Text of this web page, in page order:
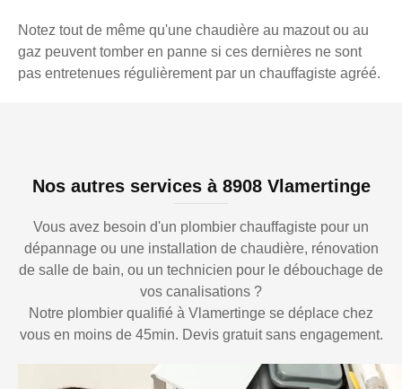
Notez tout de même qu'une chaudière au mazout ou au
gaz peuvent tomber en panne si ces dernières ne sont
pas entretenues régulièrement par un chauffagiste agréé.
Nos autres services à 8908 Vlamertinge
Vous avez besoin d'un plombier chauffagiste pour un
dépannage ou une installation de chaudière, rénovation
de salle de bain, ou un technicien pour le débouchage de
vos canalisations ?
Notre plombier qualifié à Vlamertinge se déplace chez
vous en moins de 45min. Devis gratuit sans engagement.